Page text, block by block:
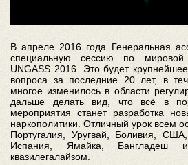
В апреле 2016 года Генеральная
специальную сессию по мировой
UNGASS 2016. Это будет
вопроса за последние 20 лет, в
многое изменилось в области
дальше делать вид, что всё в
мероприятия станет разработка
наркополитики. Отличный урок всем
Португалия, Уругвай, Боливия,
Испания, Ямайка, Бангладеш
квазилегалайзом.